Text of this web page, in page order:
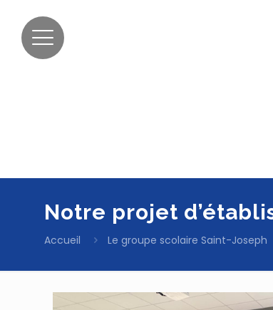
Notre projet
Accueil Le groupe scolaire Saint-Joseph